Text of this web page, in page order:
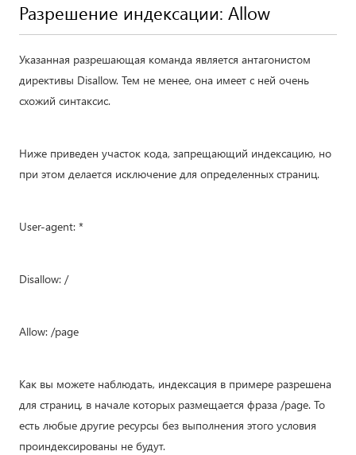
Разрешение индексации: Allow
Указанная разрешающая команда является антагонистом
директивы Disallow. Тем не менее, она имеет с ней очень
схожий синтаксис.
Ниже приведен участок кода, запрещающий индексацию, но
при этом делается исключение для определенных страниц.
User-agent: *
Disallow: /
Allow: /page
Как вы можете наблюдать, индексация в примере разрешена
для страниц, в начале которых размещается фраза /page. То
есть любые другие ресурсы без выполнения этого условия
проиндексированы не будут.